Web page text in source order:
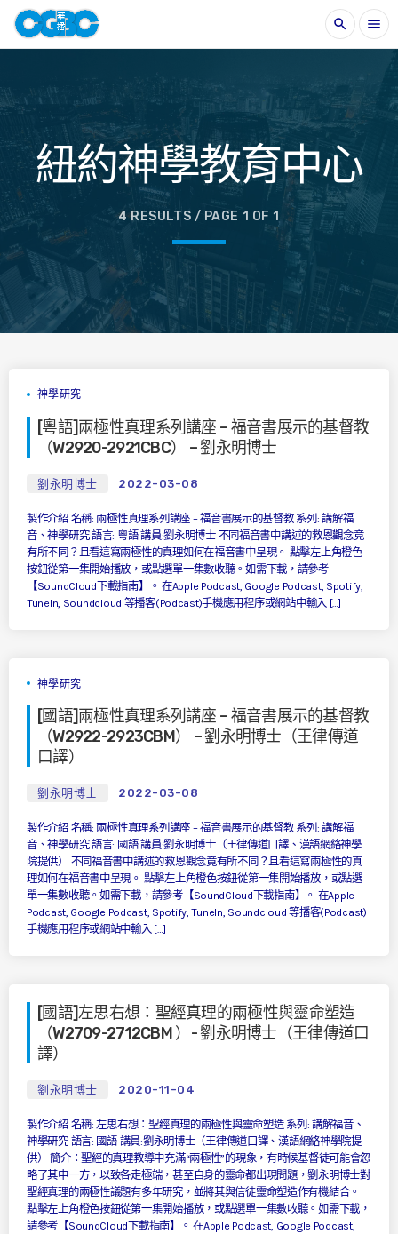
search menu
紐約神學教育中心
4 RESULTS / PAGE 1 OF 1
神學研究
[粵語]兩極性真理系列講座 – 福音書展示的基督教
（W2920-2921CBC） – 劉永明博士
劉永明博士 2022-03-08
製作介紹 名稱: 兩極性真理系列講座 – 福音書展示的基督教 系列: 講解福
音、神學研究 語言: 粵語 講員:劉永明博士 不同福音書中講述的救恩觀念竟
有所不同？且看這寫兩極性的真理如何在福音書中呈現。 點擊左上角橙色
按鈕從第一集開始播放，或點選單一集數收聽。如需下載，請參考
【SoundCloud下載指南】。 在Apple Podcast, Google Podcast, Spotify,
TuneIn, Soundcloud 等播客(Podcast)手機應用程序或網站中輸入 […]
神學研究
[國語]兩極性真理系列講座 – 福音書展示的基督教
（W2922-2923CBM） – 劉永明博士（王律傳道
口譯）
劉永明博士 2022-03-08
製作介紹 名稱: 兩極性真理系列講座 – 福音書展示的基督教 系列: 講解福
音、神學研究 語言: 國語 講員:劉永明博士（王律傳道口譯、漢語網絡神學
院提供） 不同福音書中講述的救恩觀念竟有所不同？且看這寫兩極性的真
理如何在福音書中呈現。 點擊左上角橙色按鈕從第一集開始播放，或點選
單一集數收聽。如需下載，請參考【SoundCloud下載指南】。 在Apple
Podcast, Google Podcast, Spotify, TuneIn, Soundcloud 等播客(Podcast)
手機應用程序或網站中輸入 […]
[國語]左思右想：聖經真理的兩極性與靈命塑造
（W2709-2712CBM ）- 劉永明博士（王律傳道口
譯）
劉永明博士 2020-11-04
製作介紹 名稱: 左思右想：聖經真理的兩極性與靈命塑造 系列: 講解福音、
神學研究 語言: 國語 講員:劉永明博士（王律傳道口譯、漢語網絡神學院提
供） 簡介：聖經的真理教導中充滿“兩極性”的現象，有時候基督徒可能會忽
略了其中一方，以致各走極端，甚至自身的靈命都出現問題，劉永明博士對
聖經真理的兩極性議題有多年研究，並將其與信徒靈命塑造作有機結合。
點擊左上角橙色按鈕從第一集開始播放，或點選單一集數收聽。如需下載，
請參考【SoundCloud下載指南】。 在Apple Podcast, Google Podcast,